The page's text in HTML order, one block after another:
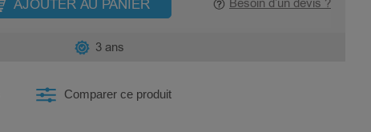
AJOUTER AU PANIER Besoin d’un devis ?
Comparer ce produit
3 ans